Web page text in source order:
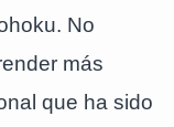
No
más
que ha sido